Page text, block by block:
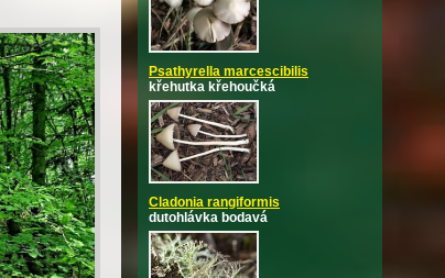
Psathyrella marcescibilis
křehutka křehoučká
Cladonia rangiformis
dutohlávka bodavá